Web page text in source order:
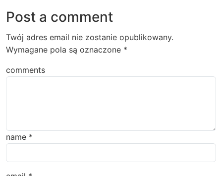
Post a comment
Twój adres email nie zostanie opublikowany.
Wymagane pola są oznaczone *
comments
name *